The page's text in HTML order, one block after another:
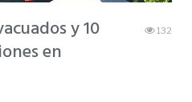
y 10
en
132